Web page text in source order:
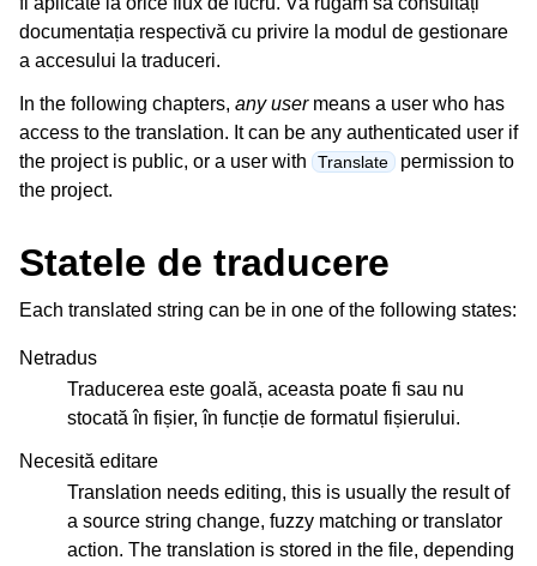
documentația respectivă cu privire la modul de gestionare
a accesului la traduceri.
In the following chapters, any usermeans a user who has
access to the translation. It can be any authenticated user if
the project is public, or a user with
Translate permission to
the project.
Statele de traducere
Each translated string can be in one of the following states:
Netradus
Traducerea este goală, aceasta poate fi sau nu
stocată în fișier, în funcție de formatul fișierului.
Necesită editare
Translation needs editing, this is usually the result of
a source string change, fuzzy matching or translator
action. The translation is stored in the file, depending